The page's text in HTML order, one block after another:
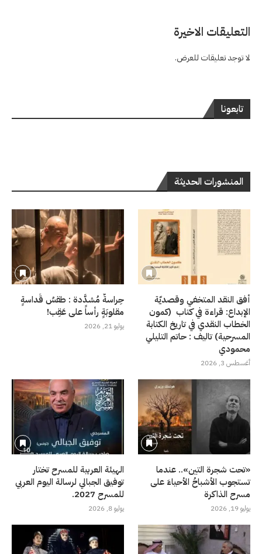
التعليقات الاخيرة
لا توجد تعليقات للعرض.
تابعونا
المنشورات الحديثة
أفق النقد المتخفي وقصديّة
الإبداع: قراءة في كتاب (كمون
الخطاب النقدي في تاريخ الكتابة
المسرحية) تاليف : حاتم التليلي
محمودي
أغسطس 3, 2026
حِراسةٌ مُشدَّدة : طقسُ قَداسةٍ
مقلوبَةٍ رأساً على عَقِب!
يوليو 21, 2026
«تحت شجرة التين».. عندما
تستجوب الأشباحُ الأحياءَ على
مسرح الذاكرة
يوليو 19, 2026
الهيئة العربية للمسرح تختار
توفيق الجبالي لرسالة اليوم العربي
للمسرح 2027.
يوليو 8, 2026